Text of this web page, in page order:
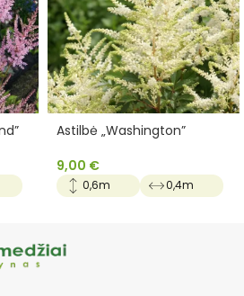
Astilbė „Washington”
9,00 €
0,6m 0,4m